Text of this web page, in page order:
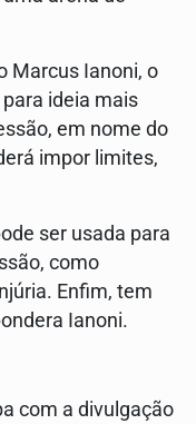
Marcus Ianoni, o
ideia mais
em nome do
impor limites,
ser usada para
como
Enfim, tem
Ianoni.
com a divulgação